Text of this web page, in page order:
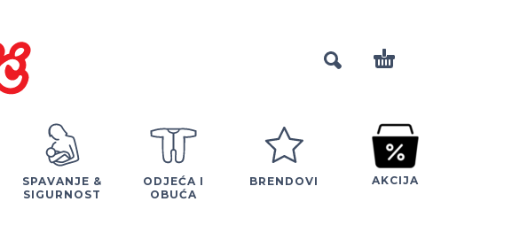
SPAVANJE &
SIGURNOST
ODJEĆA I
OBUĆA
BRENDOVI AKCIJA